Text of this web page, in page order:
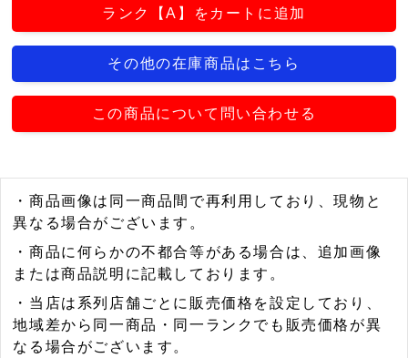
ランク【A】をカートに追加
その他の在庫商品はこちら
この商品について問い合わせる
・商品画像は同一商品間で再利用しており、現物と
異なる場合がございます。
・商品に何らかの不都合等がある場合は、追加画像
または商品説明に記載しております。
・当店は系列店舗ごとに販売価格を設定しており、
地域差から同一商品・同一ランクでも販売価格が異
なる場合がございます。